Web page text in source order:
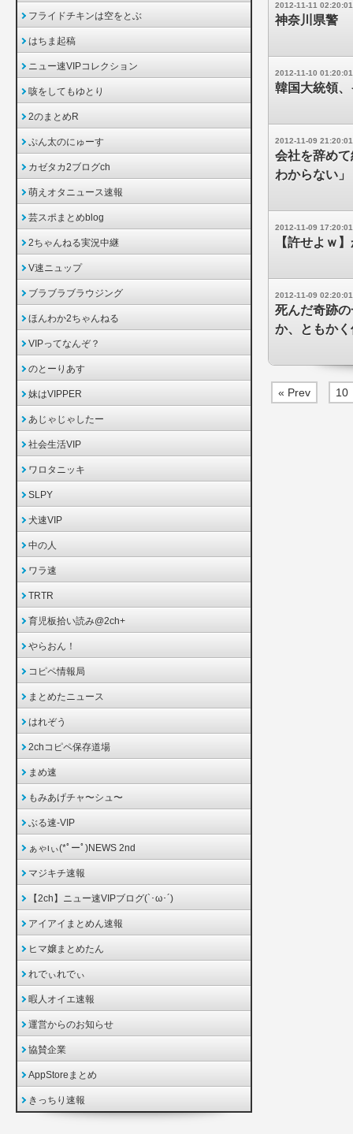
2012-11-11 02:20:01
神奈川県警
2012-11-10 01:20:01
韓国大統領
2012-11-09 21:20:01
会社を辞め
わからない」
2012-11-09 17:20:01
【許せよｗ
2012-11-09 02:20:01
死んだ奇跡
か、ともか
« Prev 10
フライドチキンは空をとぶ
はちま起稿
ニュー速VIPコレクション
咳をしてもゆとり
2のまとめR
ぷん太のにゅーす
カゼタカ2ブログch
萌えオタニュース速報
芸スポまとめblog
2ちゃんねる実況中継
V速ニュップ
ブラブラブラウジング
ほんわか2ちゃんねる
VIPってなんぞ？
のとーりあす
妹はVIPPER
あじゃじゃしたー
社会生活VIP
ワロタニッキ
SLPY
犬速VIP
中の人
ワラ速
TRTR
育児板拾い読み@2ch+
やらおん！
コピペ情報局
まとめたニュース
はれぞう
2chコピペ保存道場
まめ速
もみあげチャ〜シュ〜
ぶる速-VIP
ぁゃιぃ(*ﾟーﾟ)NEWS 2nd
マジキチ速報
【2ch】ニュー速VIPブログ(`･ω･´)
アイアイまとめん速報
ヒマ嬢まとめたん
れでぃれでぃ
暇人オイエ速報
運営からのお知らせ
協賛企業
AppStoreまとめ
きっちり速報